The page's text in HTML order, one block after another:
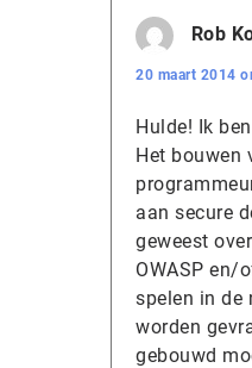
Rob
20 maart 2014
Hulde! Ik
Het bouwen
aan secure
geweest
OWASP en/
spelen in de
worden
gebouwd